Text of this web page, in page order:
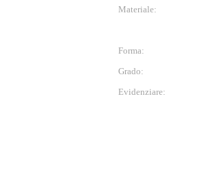
Materiale:
Forma:
Grado:
Evidenziare: